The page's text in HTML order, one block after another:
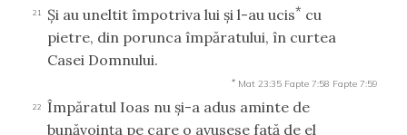
21 Şi au uneltit împotriva lui şi l-au ucis* cu
pietre, din porunca împăratului, în curtea
Casei Domnului.
* Mat 23:35 Fapte 7:58 Fapte 7:59
22
Împăratul Ioas nu şi-a adus aminte de
bunăvoinţa pe care o avusese faţă de el